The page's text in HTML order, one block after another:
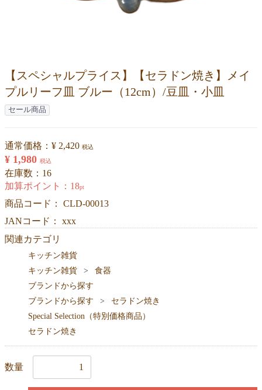
【スペシャルプライス】【セラドン焼き】メイ
プルリーフ皿 ブルー（12cm）/豆皿・小皿
セール商品
通常価格： ¥ 2,420 税込
¥ 1,980 税込
在庫数：16
加算ポイント： 18pt
商品コード： CLD-00013
JANコード： xxx
関連カテゴリ
キッチン雑貨
キッチン雑貨
食器
ブランドから探す
ブランドから探す
セラドン焼き
Special Selection（特別価格商品）
セラドン焼き
数量